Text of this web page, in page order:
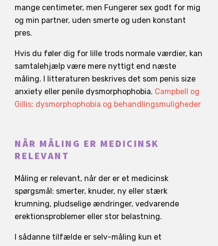
mange centimeter, men Fungerer sex godt for mig
og min partner, uden smerte og uden konstant
pres.
Hvis du føler dig for lille trods normale værdier, kan
samtalehjælp være mere nyttigt end næste
måling. I litteraturen beskrives det som penis size
anxiety eller penile dysmorphophobia. Campbell og
Gillis: dysmorphophobia og behandlingsmuligheder
NÅR MÅLING ER MEDICINSK
RELEVANT
Måling er relevant, når der er et medicinsk
spørgsmål: smerter, knuder, ny eller stærk
krumning, pludselige ændringer, vedvarende
erektionsproblemer eller stor belastning.
I sådanne tilfælde er selv-måling kun et